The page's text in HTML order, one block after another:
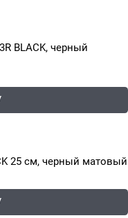
BLACK, черный
25 см, черный матовый